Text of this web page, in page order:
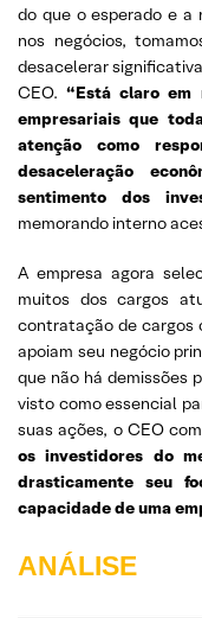
do que o esperado e a
nos negócios,
desacelerar
CEO.“Está claro em
empresariais que
atenção como
desaceleração
sentimento dos
memorando interno
A empresa agora
muitos dos cargos
contratação de cargos
apoiam seu negócio
que não há demissões
visto como essencial
suas ações, o CEO
os investidores do
drasticamente seu
capacidade de uma
ANÁLISE